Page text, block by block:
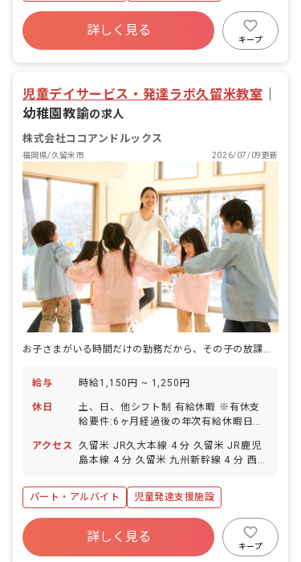
詳しく見る
キープ
児童デイサービス・発達ラボ久留米教室
幼稚園教諭の求人
株式会社ココアンドルックス
福岡県/久留米市 2026/07/09更新
お子さまがいる時間だけの勤務だから、その子の放課後にしっかり向き合えます。
給与 時給1,150円 ~ 1,250円
休日
土、日、他シフト制 有給休暇 ※有休支
給要件:6ヶ月経過後の年次有給休暇日
アクセス
久留米 JR久大本線 4 分 久留米 JR鹿児
島本線 4 分 久留米 九州新幹線 4 分 西鉄
鉄天神大牟田線 21 分
パート・アルバイト 児童発達支援施設
詳しく見る
キープ